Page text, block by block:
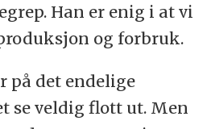
Han er enig i at vi
og forbruk.
på det endelige
se veldig flott ut. Men